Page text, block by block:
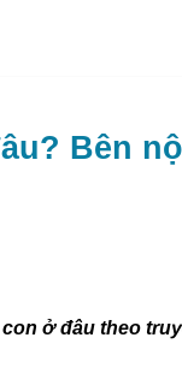
Bên
ở đâu theo